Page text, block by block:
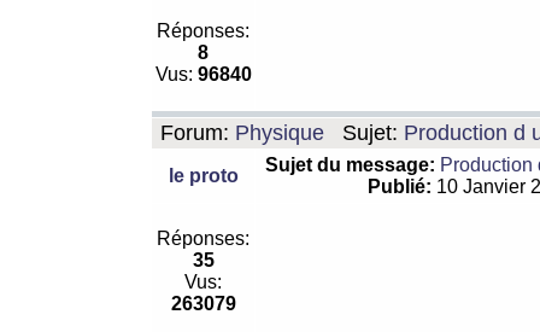
Réponses:
8
Vus: 96840
Forum: Physique Sujet: Production d
le proto
Sujet du message: Production
Publié: 10 Janvier
Réponses:
35
Vus:
263079